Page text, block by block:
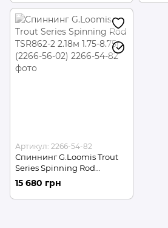
Артикул: 2266-54-82
Спиннинг G.Loomis Trout
Series Spinning Rod
TSR862-2 2.18м 1.75-8.75г
(2266-56-02)
15 680 грн